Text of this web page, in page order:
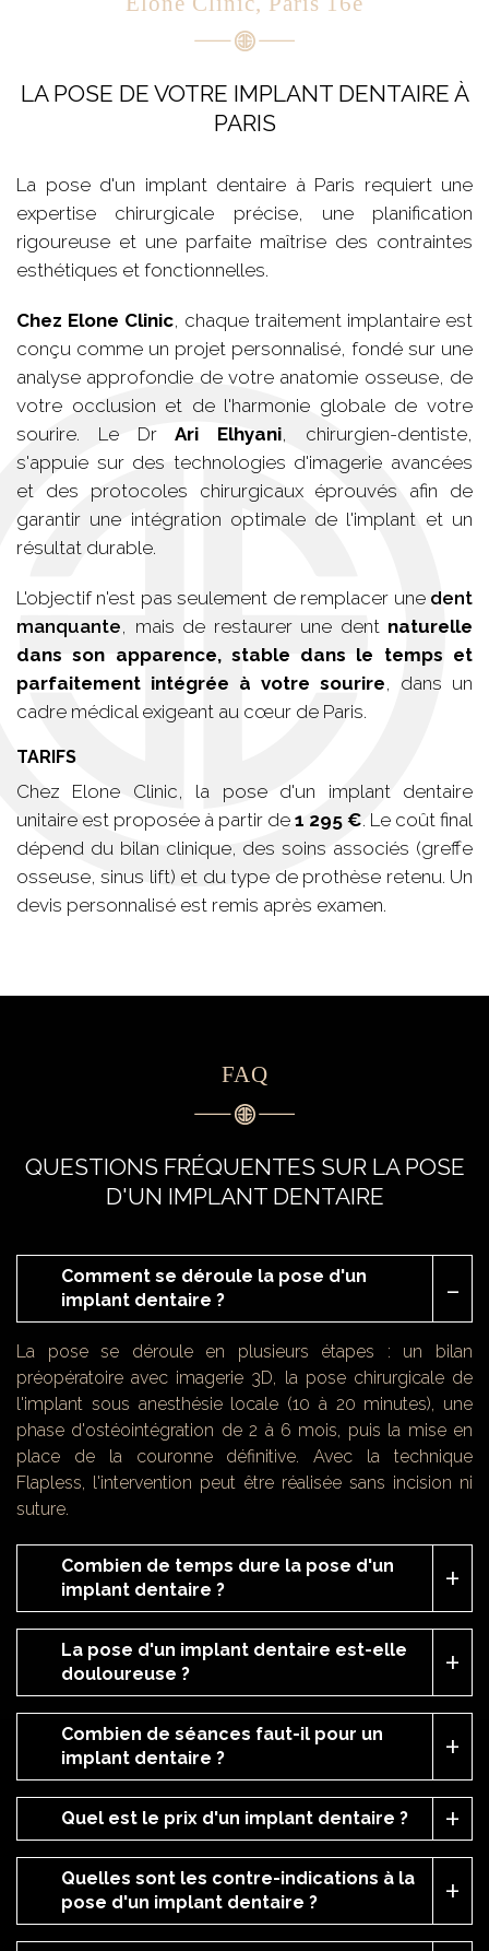
LA POSE DE VOTRE IMPLANT DENTAIRE À
PARIS
La pose d'un implant dentaire à Paris requiert une
expertise chirurgicale précise, une planification
rigoureuse et une parfaite maîtrise des contraintes
esthétiques et fonctionnelles.
Chez Elone Clinic, chaque traitement implantaire est
conçu comme un projet personnalisé, fondé sur une
analyse approfondie de votre anatomie osseuse, de
votre occlusion et de l'harmonie globale de votre
sourire. Le DrAri Elhyani, chirurgien-dentiste,
s'appuie sur des technologies d'imagerie avancées
et des protocoles chirurgicaux éprouvés afin de
garantir une intégration optimale de l'implant et un
résultat durable.
L'objectif n'est pas seulement de remplacer une dent
manquante, mais de restaurer une dent naturelle
dans son apparence, stable dans le temps et
parfaitement intégrée à votre sourire, dans un
cadre médical exigeant au cœur de Paris.
TARIFS
Chez Elone Clinic, la pose d'un implant dentaire
unitaire est proposée à partir de 1 295 €. Le coût final
dépend du bilan clinique, des soins associés (greffe
osseuse, sinus lift) et du type de prothèse retenu. Un
devis personnalisé est remis après examen.
FAQ
QUESTIONS FRÉQUENTES SUR LA POSE
D'UN IMPLANT DENTAIRE
Comment se déroule la pose d'un
implant dentaire ?
La pose se déroule en plusieurs étapes : un bilan
préopératoire avec imagerie 3D, la pose chirurgicale de
l'implant sous anesthésie locale (10 à 20 minutes), une
phase d'ostéointégration de 2 à 6 mois, puis la mise en
place de la couronne définitive. Avec la technique
Flapless, l'intervention peut être réalisée sans incision ni
suture.
Combien de temps dure la pose d'un
implant dentaire ?
La pose d'un implant dentaire est-elle
douloureuse ?
Combien de séances faut-il pour un
implant dentaire ?
Quel est le prix d'un implant dentaire ?
Quelles sont les contre-indications à la
pose d'un implant dentaire ?